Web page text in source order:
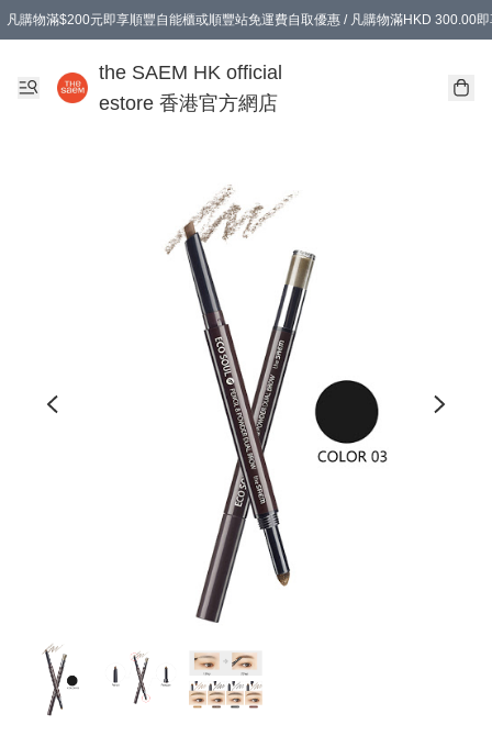
凡購物滿$200元即享順豐自能櫃或順豐站免運費自取優惠 / 凡購物滿HKD 300.00
the SAEM HK official
estore 香港官方網店